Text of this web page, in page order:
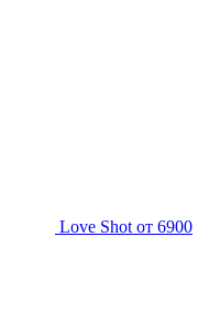
Love Shot от 6900